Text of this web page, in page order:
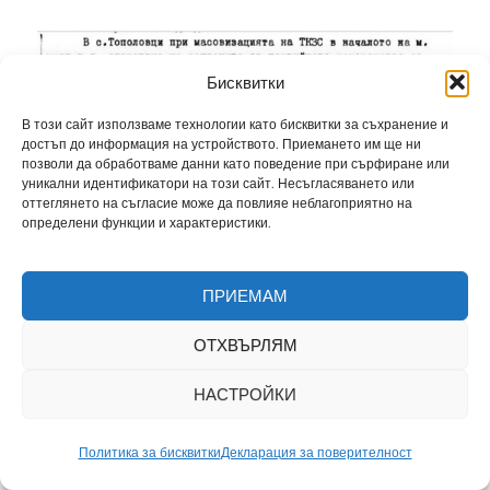
Бисквитки
В този сайт използваме технологии като бисквитки за съхранение и
достъп до информация на устройството. Приемането им ще ни
позволи да обработваме данни като поведение при сърфиране или
уникални идентификатори на този сайт. Несъгласяването или
оттеглянето на съгласие може да повлияе неблагоприятно на
определени функции и характеристики.
ПРИЕМАМ
ОТХВЪРЛЯМ
НАСТРОЙКИ
Политика за бисквиткиДекларация за поверителност